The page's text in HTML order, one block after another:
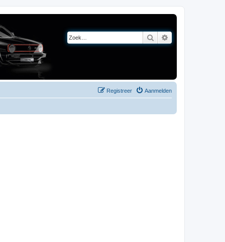
Zoek
Aanmelden
Registreer